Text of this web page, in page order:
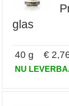
glas
40 g €
NU